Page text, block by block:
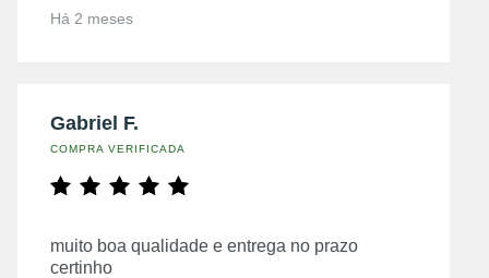
Há 2 meses
Gabriel F.
COMPRA VERIFICADA
muito boa qualidade e entrega no prazo
certinho